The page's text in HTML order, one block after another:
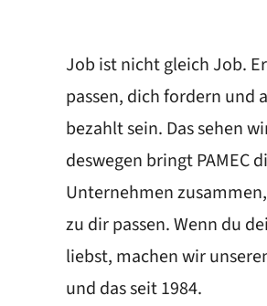
Job ist nicht gleich Job.
passen, dich fordern und
bezahlt sein. Das sehen
deswegen bringt PAMEC
Unternehmen
zu dir passen. Wenn du
liebst, machen wir
und das seit 1984.